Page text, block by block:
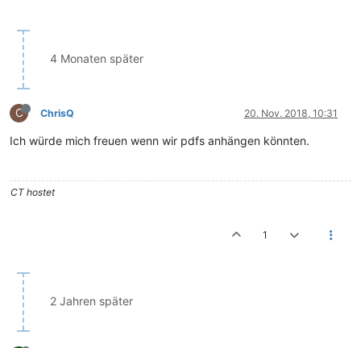
4 Monaten später
C ChrisQ 20. Nov. 2018, 10:31
Ich würde mich freuen wenn wir pdfs anhängen könnten.
CT hostet
1
2 Jahren später